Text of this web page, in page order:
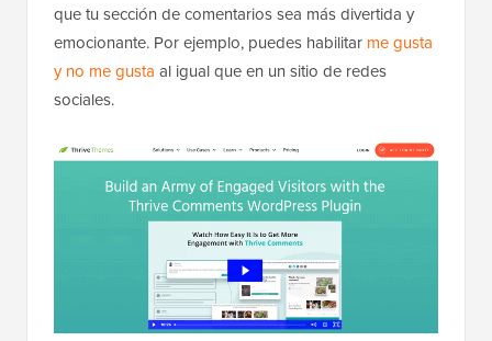
que tu sección de comentarios sea más divertida y
emocionante. Por ejemplo, puedes habilitar me gusta
y no me gusta al igual que en un sitio de redes
sociales.